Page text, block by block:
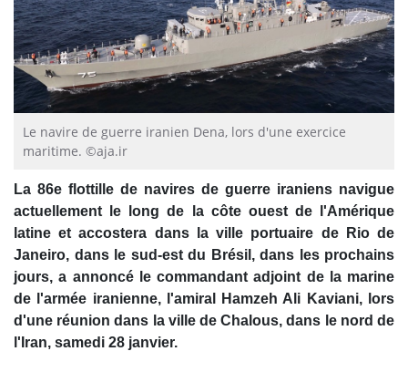
Le navire de guerre iranien Dena, lors d'une exercice
maritime. ©aja.ir
La 86e flottille de navires de guerre iraniens navigue
actuellement le long de la côte ouest de l'Amérique
latine et accostera dans la ville portuaire de Rio de
Janeiro, dans le sud-est du Brésil, dans les prochains
jours, a annoncé le commandant adjoint de la marine
de l'armée iranienne, l'amiral Hamzeh Ali Kaviani, lors
d'une réunion dans la ville de Chalous, dans le nord de
l'Iran, samedi 28 janvier.